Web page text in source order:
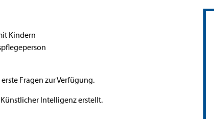
Kindern
Fragen zur Verfügung.
Intelligenz erstellt.